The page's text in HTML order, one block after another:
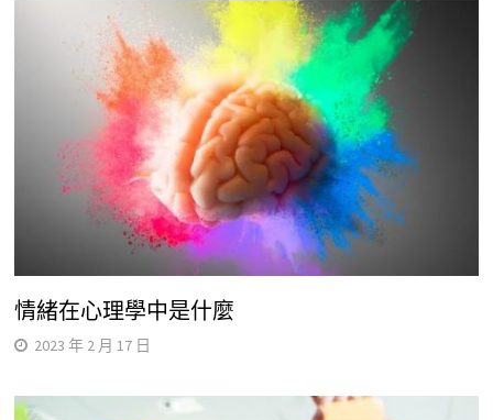
情緒在心理學中是什麼
2023 年 2 月 17 日